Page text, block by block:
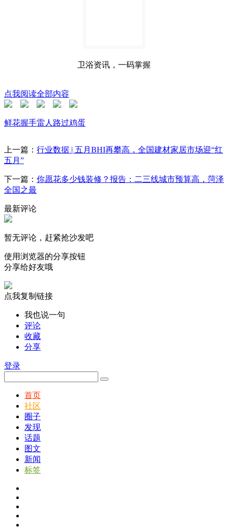
卫浴资讯，一码掌握
点我阅读全部内容
鲜花握手雷人 路过鸡蛋
上一篇： 行业数据 | 五月BHI再攀高，全国建材家居市场迎“红
五月”
下一篇： 你愿花多少钱装修？报告：二三线城市预算高，菏泽
全国之最
最新评论
暂无评论，赶紧抢沙发吧
使用浏览器的分享按钮
分享给好友哦
点我复制链接
我也说一句
评论
收藏
分享
登录
首页
社区
圈子
发现
话题
图文
新闻
标签